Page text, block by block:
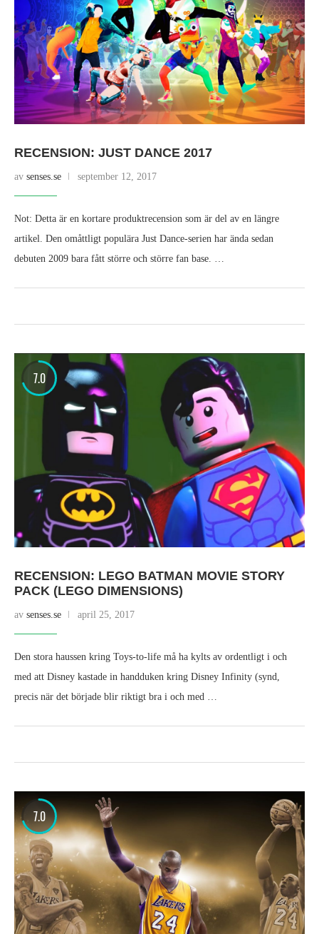
RECENSION: JUST DANCE 2017
av senses.se september 12, 2017
Not: Detta är en kortare produktrecension som är del av en längre
artikel. Den omåttligt populära Just Dance-serien har ända sedan
debuten 2009 bara fått större och större fan base. …
7.0
RECENSION: LEGO BATMAN MOVIE STORY
PACK (LEGO DIMENSIONS)
av senses.se april 25, 2017
Den stora haussen kring Toys-to-life må ha kylts av ordentligt i och
med att Disney kastade in handduken kring Disney Infinity (synd,
precis när det började blir riktigt bra i och med …
7.0